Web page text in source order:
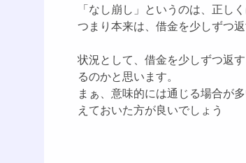
「なし崩し」というのは、正し
つまり本来は、借金を少しずつ
状況として、借金を少しずつ返
るのかと思います。
まぁ、意味的には通じる場合が
えておいた方が良いでしょう